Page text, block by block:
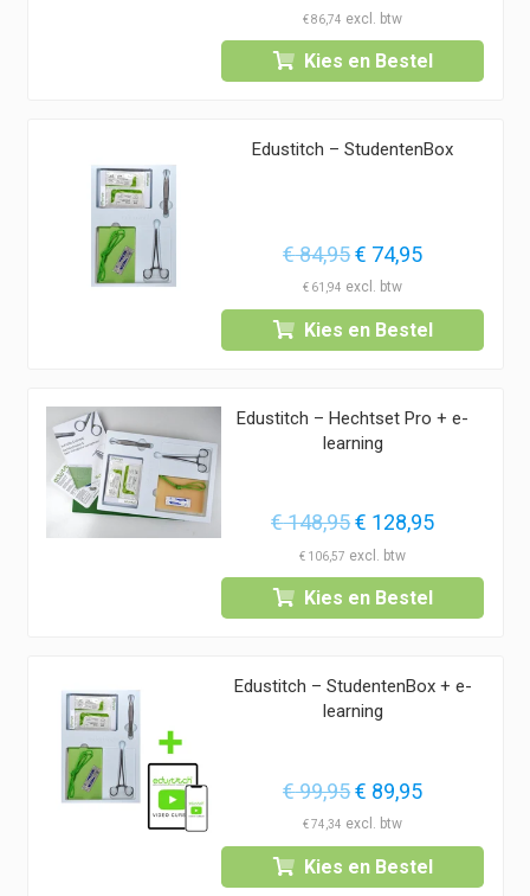
prijs
was:
€ 124,95.
is:
€ 104,95.
€86,74
Kies en Bestel
Edustitch – StudentenBox
€84,95Oorspronkelijke
prijs
was:
€ 84,95.
€ 74,95Huidige
is:
€ 74,95.
€ 61,94
Kies en Bestel
Edustitch – Hechtset Pro + e-
learning
€148,95Oorspronkelijke
prijs
was:
€ 148,95.
€ 128,95Huidige
is:
€ 128,95.
€ 106,57
Kies en Bestel
Edustitch – StudentenBox + e-
learning
€99,95Oorspronkelijke
prijs
was:
€ 99,95.
€ 89,95Huidige
is:
€ 89,95.
€74,34
Kies en Bestel